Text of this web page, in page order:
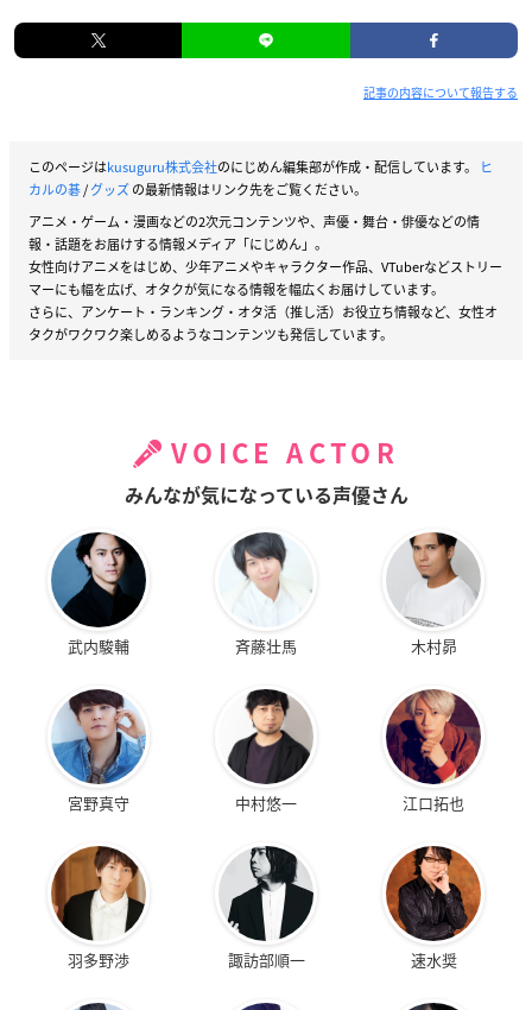
記事の内容について報告する
このページはkusuguru株式会社のにじめん編集部が作成・配信しています。
ヒ
カルの碁/グッズの最新情報はリンク先をご覧ください。
アニメ・ゲーム・漫画などの2次元コンテンツや、声優・舞台・俳優などの情
報・話題をお届けする情報メディア「にじめん」。
女性向けアニメをはじめ、少年アニメやキャラクター作品、VTuberなどストリー
マーにも幅を広げ、オタクが気になる情報を幅広くお届けしています。
さらに、アンケート・ランキング・オタ活（推し活）お役立ち情報など、女性オ
タクがワクワク楽しめるようなコンテンツも発信しています。
VOICE ACTOR
みんなが気になっている声優さん
武内駿輔 斉藤壮馬 木村昴
宮野真守 中村悠一 江口拓也
羽多野渉 諏訪部順一 速水奨